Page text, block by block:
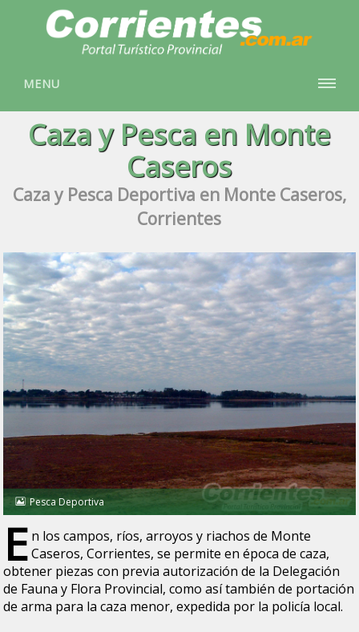
MENU
Caza y Pesca en Monte
Caseros
Caza y Pesca Deportiva en Monte Caseros,
Corrientes
Pesca Deportiva
E n los campos, ríos, arroyos y riachos de Monte
Caseros, Corrientes, se permite en época de caza,
obtener piezas con previa autorización de la Delegación
de Fauna y Flora Provincial, como así también de portación
de arma para la caza menor, expedida por la policía local.